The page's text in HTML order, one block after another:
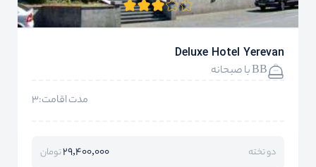
Deluxe Hotel Yerevan
BB با صبحانه
مدت اقامت:3
دو تخته 29,400,000تومان